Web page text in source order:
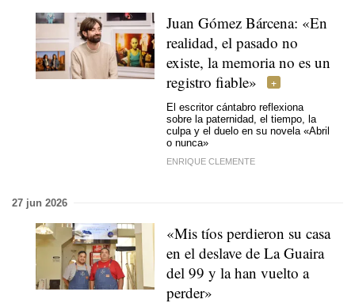
Juan Gómez Bárcena: «En
realidad, el pasado no
existe, la memoria no es un
registro fiable»
El escritor cántabro reflexiona
sobre la paternidad, el tiempo, la
culpa y el duelo en su novela «Abril
o nunca»
ENRIQUE CLEMENTE
27 jun 2026
«Mis tíos perdieron su casa
en el deslave de La Guaira
del 99 y la han vuelto a
perder»